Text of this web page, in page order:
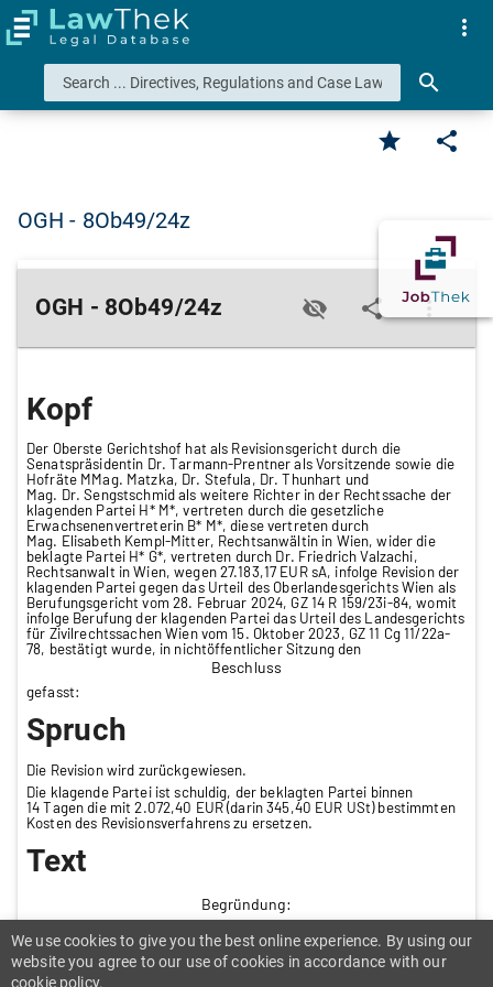
search
more_vert
star share
OGH - 8Ob49/24z
OGH - 8Ob49/24z visibility_off share more_vert
Kopf
Der Oberste Gerichtshof hat als Revisionsgericht durch die
Senatspräsidentin Dr. Tarmann-Prentner als Vorsitzende sowie die
Hofräte MMag. Matzka, Dr. Stefula, Dr. Thunhart und
Mag. Dr. Sengstschmid als weitere Richter in der Rechtssache der
klagenden Partei H* M*, vertreten durch die gesetzliche
Erwachsenenvertreterin B* M*, diese vertreten durch
Mag. Elisabeth Kempl-Mitter, Rechtsanwältin in Wien, wider die
beklagte Partei H* G*, vertreten durch Dr. Friedrich Valzachi,
Rechtsanwalt in Wien, wegen 27.183,17 EUR sA, infolge Revision der
klagenden Partei gegen das Urteil des Oberlandesgerichts Wien als
Berufungsgericht vom 28. Februar 2024, GZ 14 R 159/23i-84, womit
infolge Berufung der klagenden Partei das Urteil des Landesgerichts
für Zivilrechtssachen Wien vom 15. Oktober 2023, GZ 11 Cg 11/22a-
78, bestätigt wurde, in nichtöffentlicher Sitzung den
Beschluss
gefasst:
Spruch
Die Revision wird zurückgewiesen.
Die klagende Partei ist schuldig, der beklagten Partei binnen
14 Tagen die mit 2.072,40 EUR (darin 345,40 EUR USt) bestimmten
Kosten des Revisionsverfahrens zu ersetzen.
Text
Begründung:
Arbeitnehmer jenes Unternehmens, das ab 1979 von der A*
Elektroinstallationen Gesellschaft m.b.H. & Co KG betrieben wurde.
Ab 1. 4. 1992 bis zu seiner Pensionierung am 31. 3. 2003 war er bei
We use cookies to give you the best online experience. By using our
website you agree to our use of cookies in accordance with our
cookie policy.